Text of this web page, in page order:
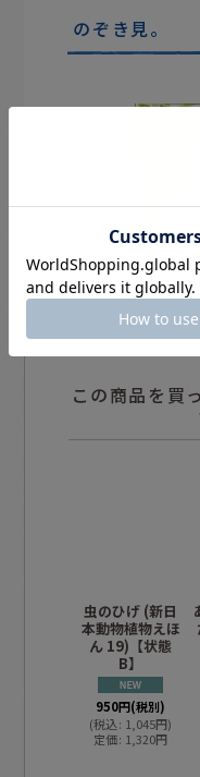
のぞき見。
この商品を買
虫のひげ (新日
本動物植物えほ
ん 19)【状態
B】
950円(税別)
(税込: 1,045円)
定価: 1,320円